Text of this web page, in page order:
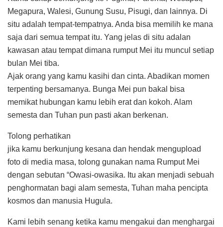
Megapura, Walesi, Gunung Susu, Pisugi, dan lainnya. Di
situ adalah tempat-tempatnya. Anda bisa memilih ke mana
saja dari semua tempat itu. Yang jelas di situ adalan
kawasan atau tempat dimana rumput Mei itu muncul setiap
bulan Mei tiba.
Ajak orang yang kamu kasihi dan cinta. Abadikan momen
terpenting bersamanya. Bunga Mei pun bakal bisa
memikat hubungan kamu lebih erat dan kokoh. Alam
semesta dan Tuhan pun pasti akan berkenan.
Tolong perhatikan
jika kamu berkunjung kesana dan hendak mengupload
foto di media masa, tolong gunakan nama Rumput Mei
dengan sebutan “Owasi-owasika. Itu akan menjadi sebuah
penghormatan bagi alam semesta, Tuhan maha pencipta
kosmos dan manusia Hugula.
Kami lebih senang ketika kamu mengakui dan menghargai